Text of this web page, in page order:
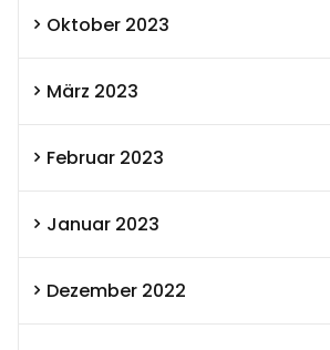
Oktober 2023
März 2023
Februar 2023
Januar 2023
Dezember 2022